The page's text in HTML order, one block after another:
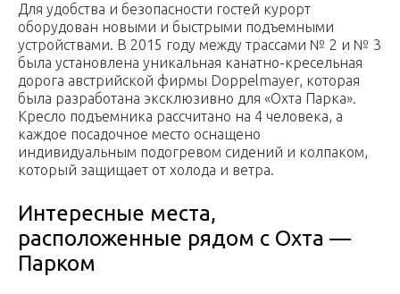
Для удобства и безопасности гостей курорт
оборудован новыми и быстрыми подъемными
устройствами. В 2015 году между трассами № 2 и № 3
была установлена уникальная канатно-кресельная
дорога австрийской фирмы Doppelmayer, которая
была разработана эксклюзивно для «Охта Парка».
Кресло подъемника рассчитано на 4 человека, а
каждое посадочное место оснащено
индивидуальным подогревом сидений и колпаком,
который защищает от холода и ветра.
Интересные места,
расположенные рядом с Охта —
Парком